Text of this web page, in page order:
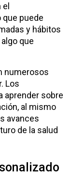
puede
y hábitos
que
numerosos
Los
aprender sobre
al mismo
avances
de la salud